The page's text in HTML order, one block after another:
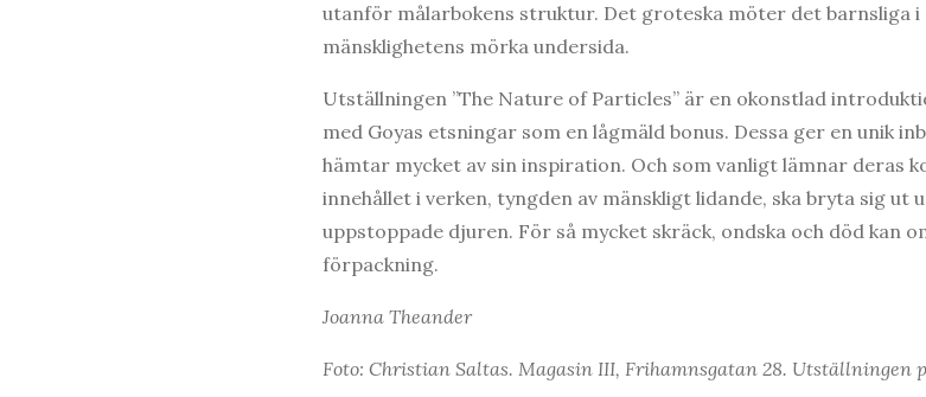
utanför målarbokens struktur. Det groteska möter det barnsliga
mänsklighetens mörka undersida.
Utställningen ”The Nature of Particles” är en okonstlad
med Goyas etsningar som en lågmäld bonus. Dessa ger en unik
hämtar mycket av sin inspiration. Och som vanligt lämnar deras
innehållet i verken, tyngden av mänskligt lidande, ska bryta sig ut
uppstoppade djuren. För så mycket skräck, ondska och död kan
förpackning.
Joanna Theander
Foto: Christian Saltas. Magasin III, Frihamnsgatan 28. Utställningen